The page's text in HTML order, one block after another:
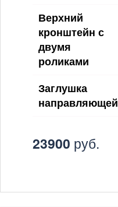
Верхний
кронштейн с
двумя
роликами
Заглушка
направляющей
23900 руб.